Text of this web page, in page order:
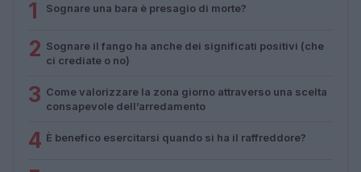
1 Sognare una bara è presagio di morte?
2 Sognare il fango ha anche dei significati positivi (che
ci crediate o no)
3 Come valorizzare la zona giorno attraverso una scelta
consapevole dell’arredamento
4 È benefico esercitarsi quando si ha il raffreddore?